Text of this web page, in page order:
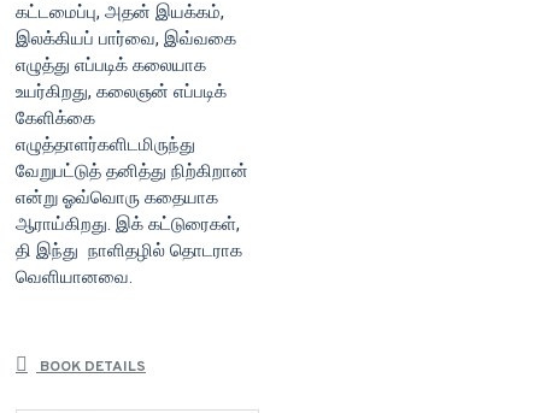
கட்டமைப்பு, அதன் இயக்கம்,
இலக்கியப் பார்வை, இவ்வகை
எழுத்து எப்படிக் கலையாக
உயர்கிறது, கலைஞன் எப்படிக்
கேளிக்கை
எழுத்தாளர்களிடமிருந்து
வேறுபட்டுத் தனித்து நிற்கிறான்
என்று ஓவ்வொரு கதையாக
ஆராய்கிறது. இக் கட்டுரைகள்,
தி இந்து நாளிதழில் தொடராக
வெளியானவை.
BOOK DETAILS